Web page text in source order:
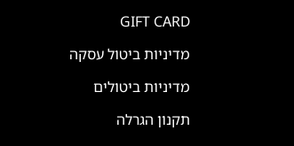
GIFT CARD
מדיניות ביטול עסקה
מדיניות ביטולים
תקנון הגרלה